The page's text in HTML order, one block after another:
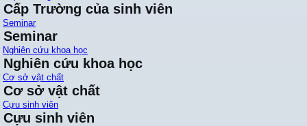
Cấp Trường của sinh viên
Seminar
Seminar
Nghiên cứu khoa học
Nghiên cứu khoa học
Cơ sở vật chất
Cơ sở vật chất
Cựu sinh viên
Cựu sinh viên